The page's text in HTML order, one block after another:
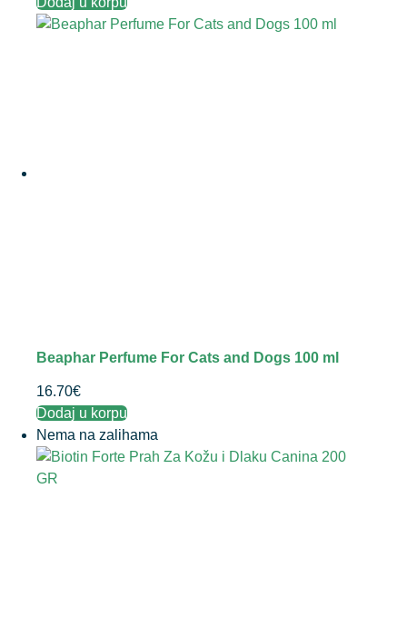
Beaphar Perfume For Cats and Dogs 100 ml
16.70€
Dodaj u korpu
Nema na zalihama